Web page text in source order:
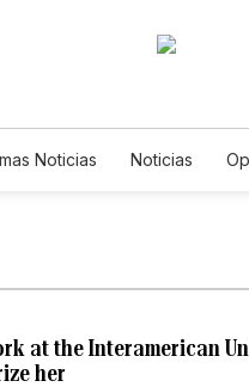
Noticias Noticias
at the Interamerican
her